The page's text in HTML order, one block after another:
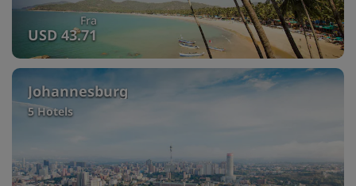
Fra
USD 43.71
Johannesburg
5 Hotels